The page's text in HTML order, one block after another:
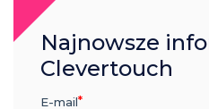
To
porozumienie
naszą
Najnowsze
Clevertouch
E-mail